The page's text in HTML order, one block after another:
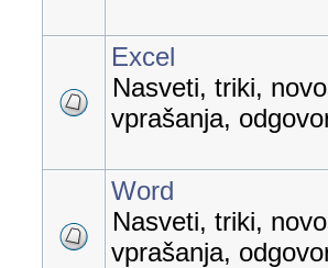
Excel
Nasveti, triki,
vprašanja,
Word
Nasveti, triki,
vprašanja,